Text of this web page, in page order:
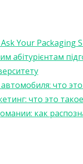
Your Packaging
абітурієнтам
что
что это
как